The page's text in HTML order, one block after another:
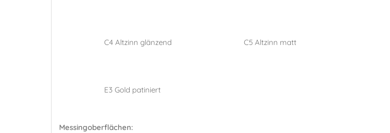
C4 Altzinn glänzend C5 Altzinn matt
E3 Gold patiniert
Messingoberflächen: